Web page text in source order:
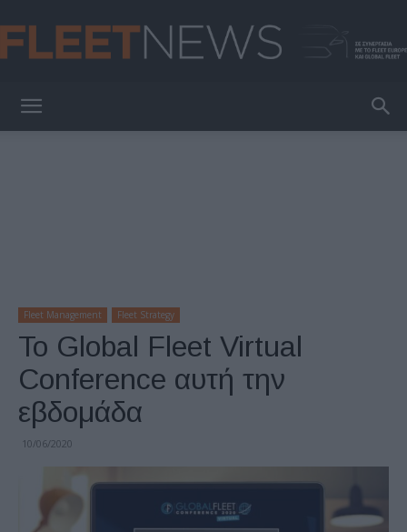
Fleet Management Fleet Strategy
Το Global Fleet Virtual
Conference αυτή την
εβδομάδα
10/06/2020